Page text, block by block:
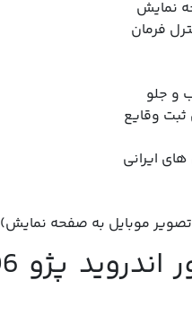
فرمان
و جلو
ثبت وقایع
ایرانی
تصویر موبایل به صفحه نمایش)